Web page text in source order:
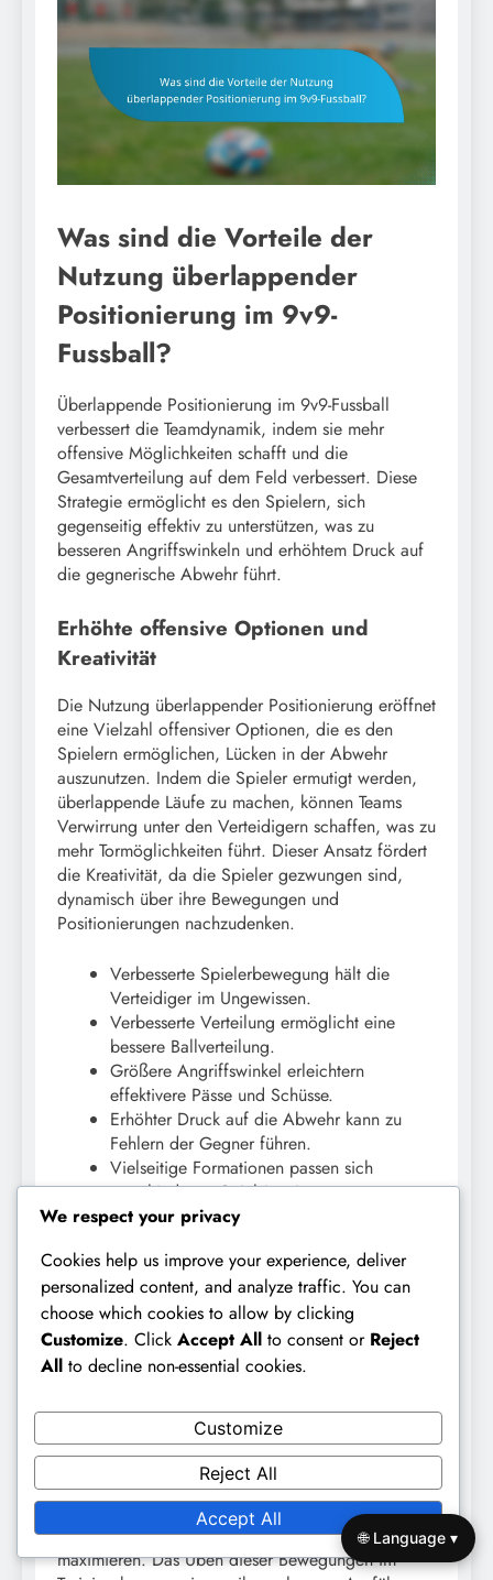
Was sind die Vorteile der
Nutzung überlappender
Positionierung im 9v9-
Fussball?
Überlappende Positionierung im 9v9-Fussball
verbessert die Teamdynamik, indem sie mehr
offensive Möglichkeiten schafft und die
Gesamtverteilung auf dem Feld verbessert. Diese
Strategie ermöglicht es den Spielern, sich
gegenseitig effektiv zu unterstützen, was zu
besseren Angriffswinkeln und erhöhtem Druck auf
die gegnerische Abwehr führt.
Erhöhte offensive Optionen und
Kreativität
Die Nutzung überlappender Positionierung eröffnet
eine Vielzahl offensiver Optionen, die es den
Spielern ermöglichen, Lücken in der Abwehr
auszunutzen. Indem die Spieler ermutigt werden,
überlappende Läufe zu machen, können Teams
Verwirrung unter den Verteidigern schaffen, was zu
mehr Tormöglichkeiten führt. Dieser Ansatz fördert
die Kreativität, da die Spieler gezwungen sind,
dynamisch über ihre Bewegungen und
Positionierungen nachzudenken.
Verbesserte Spielerbewegung hält die
Verteidiger im Ungewissen.
Verbesserte Verteilung ermöglicht eine
bessere Ballverteilung.
Größere Angriffswinkel erleichtern
effektivere Pässe und Schüsse.
Erhöhter Druck auf die Abwehr kann zu
Fehlern der Gegner führen.
Vielseitige Formationen passen sich
verschiedenen Spielsituationen an.
überlappenden Lauf macht, kann einen Verteidiger
von der Mitte abziehen und Raum für einen
Stürmer schaffen, um einen Pass zu empfangen.
Dies erhöht nicht nur die Chancen auf einen
erfolgreichen Angriff, sondern fördert auch
Trainer sollten die Bedeutung von Timing und
Bewusstsein bei der Umsetzung überlappender
Läufe betonen. Die Spieler müssen sich der
Positionen und Bewegungen ihrer Mitspieler
bewusst sein, um die Effektivität dieser Strategie zu
maximieren. Das Üben dieser Bewegungen im
We respect your privacy
Cookies help us improve your experience, deliver
personalized content, and analyze traffic. You can
choose which cookies to allow by clicking
Customize. Click Accept All to consent or Reject
All to decline non-essential cookies.
Customize
Reject All
Accept All
🌐 Language ▾